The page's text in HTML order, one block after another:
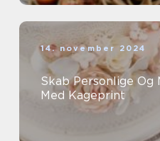
14. november 2024
Skab Personlige
Med Kageprint